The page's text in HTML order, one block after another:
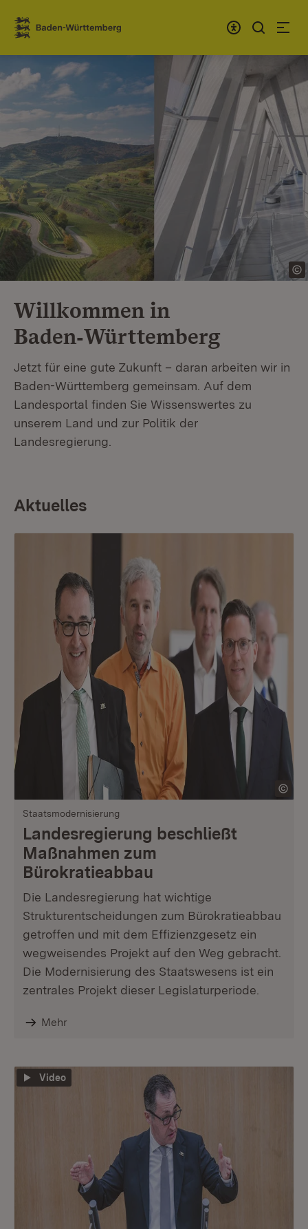
Zum Inhalt springen
Link zur Startseite
Willkommen in
Baden‑Württemberg
Jetzt für eine gute Zukunft – daran arbeiten wir in
Baden-Württemberg gemeinsam. Auf dem
Landesportal finden Sie Wissenswertes zu
unserem Land und zur Politik der
Landesregierung.
Aktuelles
Staatsmodernisierung
Landesregierung beschließt
Maßnahmen zum
Bürokratieabbau
Die Landesregierung hat wichtige
Strukturentscheidungen zum Bürokratieabbau
getroffen und mit dem Effizienzgesetz ein
wegweisendes Projekt auf den Weg gebracht.
Die Modernisierung des Staatswesens ist ein
zentrales Projekt dieser Legislaturperiode.
Mehr
Video